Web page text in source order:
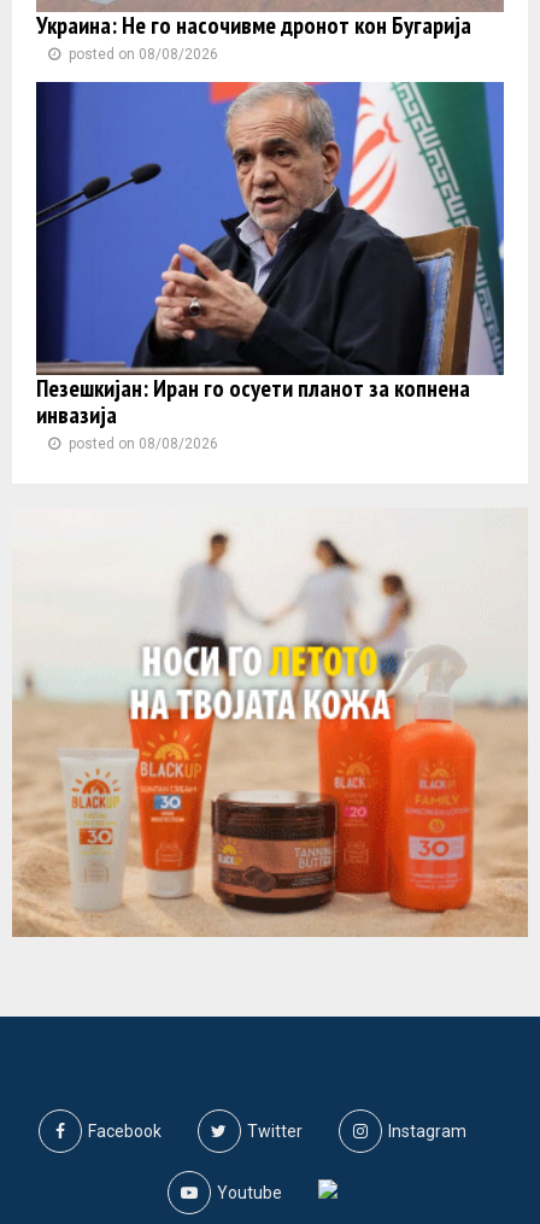
Украина: Не го насочивме дронот кон Бугарија
posted on 08/08/2026
Пезешкијан: Иран го осуети планот за копнена
инвазија
posted on 08/08/2026
Facebook Twitter Instagram
Youtube